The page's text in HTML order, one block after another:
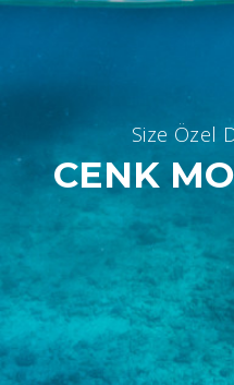
CENK
Size Özel